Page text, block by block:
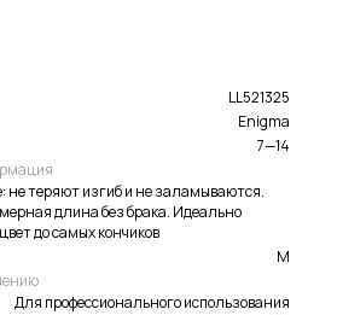
LL521325
Enigma
7—14
не теряют изгиб и не заламываются.
длина без брака. Идеально
до самых кончиков
M
Для профессионального использования